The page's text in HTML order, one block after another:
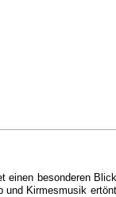
besonderen
Kirmesmusik